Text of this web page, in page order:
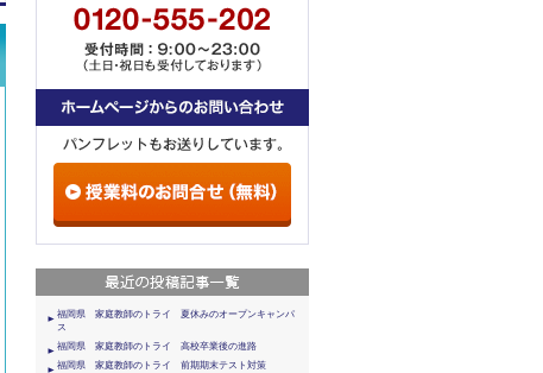
福岡県 家庭教師のトライ 夏休みのオープンキャンパ
ス
福岡県 家庭教師のトライ 高校卒業後の進路
福岡県 家庭教師のトライ 前期期末テスト対策